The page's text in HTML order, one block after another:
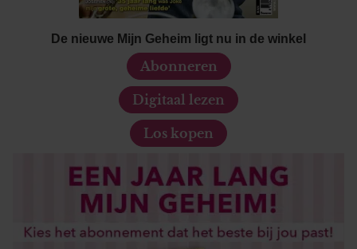
De nieuwe Mijn Geheim ligt nu in de winkel
Abonneren
Digitaal lezen
Los kopen